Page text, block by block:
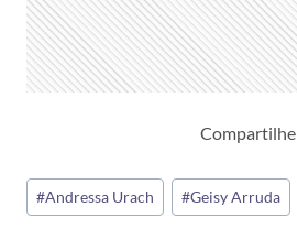
Compartilhe
Tags
do
#Andressa Urach #Geisy Arruda